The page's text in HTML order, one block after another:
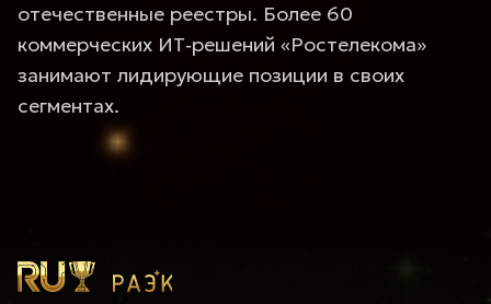
отечественные реестры. Более 60
коммерческих ИТ‑решений «Ростелекома»
занимают лидирующие позиции в своих
сегментах.